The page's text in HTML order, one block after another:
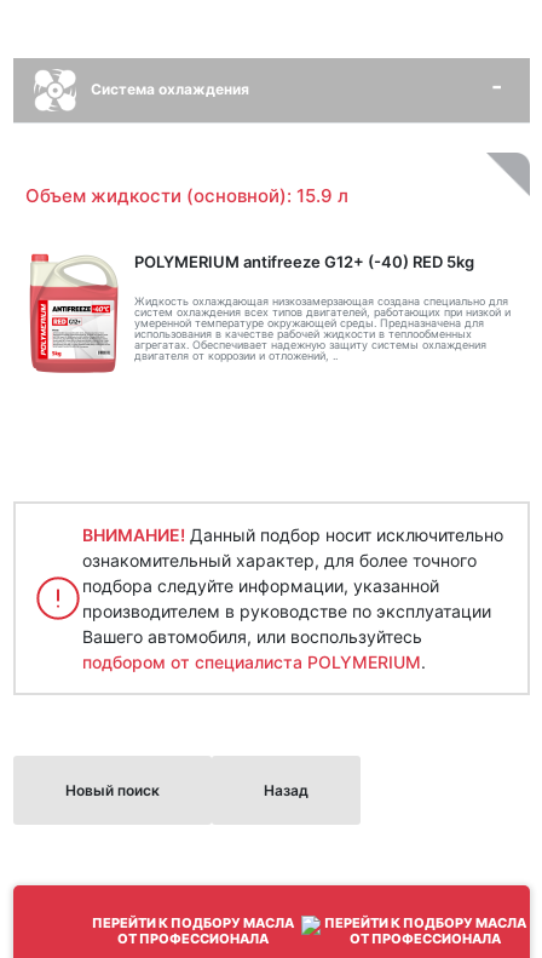
Система охлаждения
Объем жидкости (основной): 15.9 л
POLYMERIUM antifreeze G12+ (-40) RED 5kg
Жидкость охлаждающая низкозамерзающая создана специально для
систем охлаждения всех типов двигателей, работающих при низкой и
умеренной температуре окружающей среды. Предназначена для
использования в качестве рабочей жидкости в теплообменных
агрегатах. Обеспечивает надежную защиту системы охлаждения
двигателя от коррозии и отложений, ..
ВНИМАНИЕ! Данный подбор носит исключительно
ознакомительный характер, для более точного
подбора следуйте информации, указанной
производителем в руководстве по эксплуатации
Вашего автомобиля, или воспользуйтесь
подбором от специалиста POLYMERIUM.
Новый поиск Назад
ПЕРЕЙТИ К ПОДБОРУ МАСЛА
ОТ ПРОФЕССИОНАЛА